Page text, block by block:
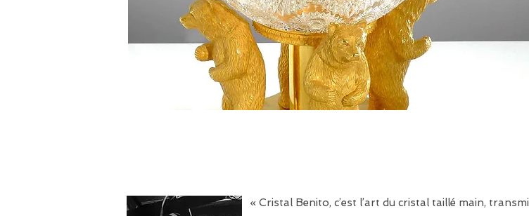
« Cristal Benito, c’est l’art du cristal taillé main,